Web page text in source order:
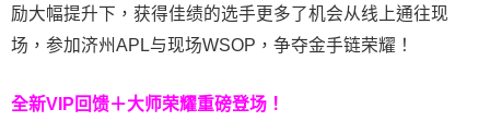
励大幅提升下，获得佳绩的选手更多了机会从线上通往现
场，参加济州APL与现场WSOP，争夺金手链荣耀！
全新VIP回馈＋大师荣耀重磅登场！